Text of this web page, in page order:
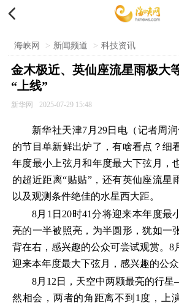

海峡网 > 新闻频道 > 科技资讯
金木极近、英仙座流星雨极大
“上线”
新华网 2025-07-29 15:48
新华社天津7月29日电（记者周
的节目单新鲜出炉了，有啥看点？细
年度最小上弦月和年度最大下弦月，
的超近距离“贴贴”，还有英仙座流星
以及观测条件绝佳的水星西大距。
8月1日20时41分将迎来本年度最
亮的一半被照亮，为半圆形，犹如一
背在右，感兴趣的公众可尝试观赏。8
迎来本年度最大下弦月，感兴趣的公众
8月12日，天空中两颗最亮的行
然相会，两者的角距离不到1度，上